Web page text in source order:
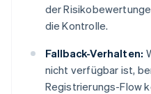
der
die Kontrolle.
Fallback-Verhalten:
nicht verfügbar ist,
Registrierungs-Flow